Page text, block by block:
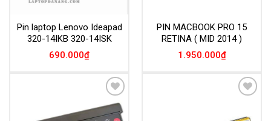
Pin laptop Lenovo Ideapad
320-14IKB 320-14ISK
690.000₫
PIN MACBOOK PRO 15
RETINA ( MID 2014 )
1.950.000₫
Add to
Wishlist